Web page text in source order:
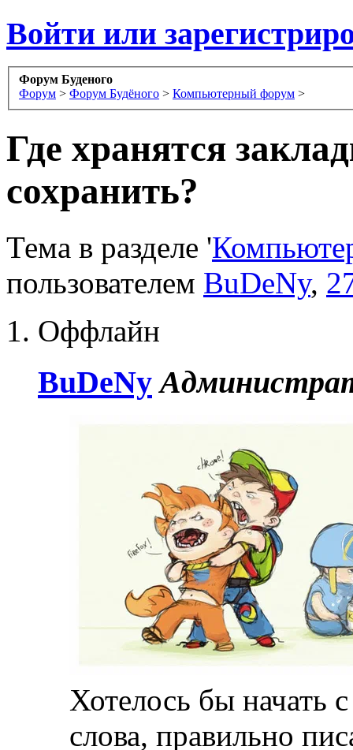
Войти или
Форум Буденого
Форум > Форум Будёного > Компьютерный форум >
Где хранятся
сохранить?
Тема в разделе '
пользователем BuDeNy,
Оффлайн
BuDeNy
Хотелось бы начать
слова, правильно